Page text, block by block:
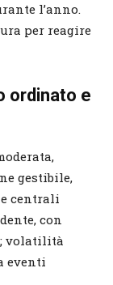
l’anno.
per reagire
ordinato e
gestibile,
centrali
con
volatilità
eventi